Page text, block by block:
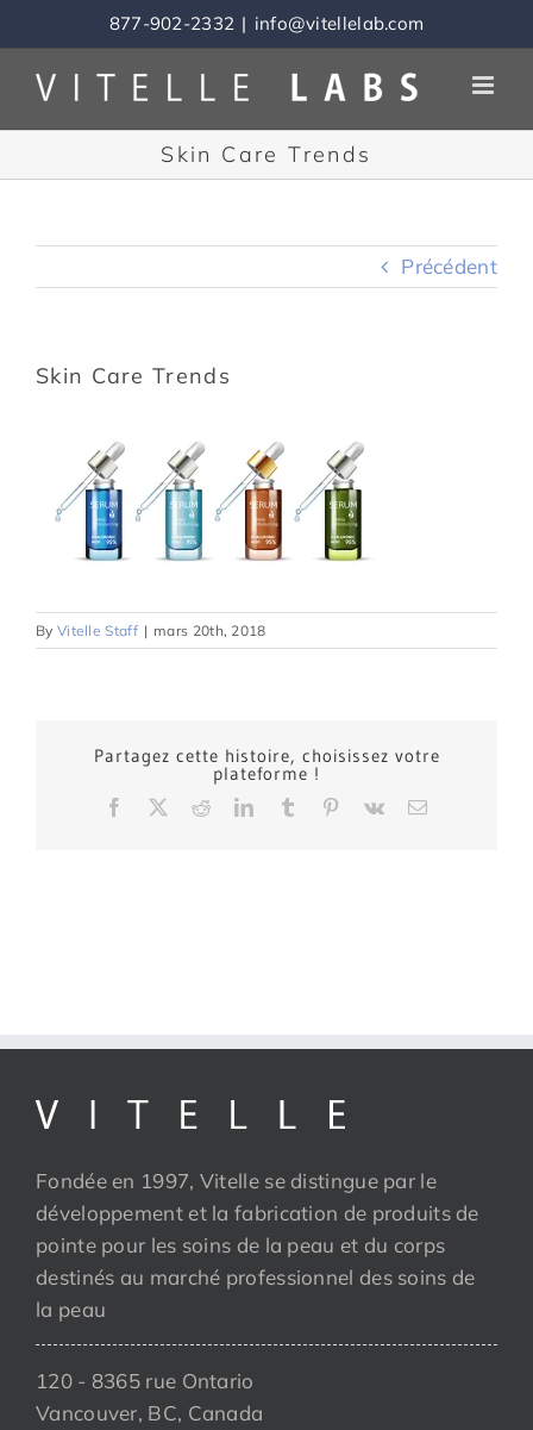
to
content
877-902-2332 | info@vitellelab.com
Skin Care Trends
Précédent
Skin Care Trends
By Vitelle Staff | mars 20th, 2018
Partagez cette histoire, choisissez votre
plateforme !
Facebook RedditLinkedInTumblr PinterestVk Email
Fondée en 1997, Vitelle se distingue par le
développement et la fabrication de produits de
pointe pour les soins de la peau et du corps
destinés au marché professionnel des soins de
la peau
120 - 8365 rue Ontario
Vancouver, BC, Canada